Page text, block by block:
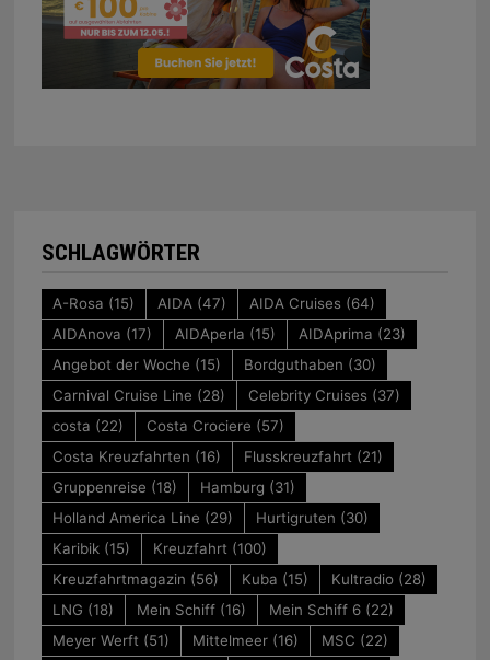
SCHLAGWÖRTER
A-Rosa (15) AIDA (47) AIDA Cruises (64)
AIDAnova (17) AIDAperla (15) AIDAprima (23)
Angebot der Woche (15) Bordguthaben (30)
Carnival Cruise Line (28) Celebrity Cruises (37)
costa (22) Costa Crociere (57)
Costa Kreuzfahrten (16) Flusskreuzfahrt (21)
Gruppenreise (18) Hamburg (31)
Holland America Line (29) Hurtigruten (30)
Karibik(15) Kreuzfahrt (100)
Kreuzfahrtmagazin (56) Kuba (15) Kultradio(28)
LNG (18) Mein Schiff(16) Mein Schiff 6(22)
Meyer Werft (51) Mittelmeer(16) MSC (22)